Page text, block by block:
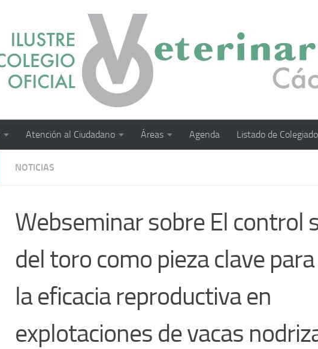
Atención al Ciudadano Áreas Agenda Listado de
NOTICIAS
Webseminar sobre El control
del toro como pieza clave
la eficacia reproductiva en
explotaciones de vacas